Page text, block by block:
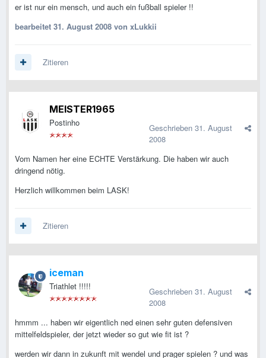
er ist nur ein mensch, und auch ein fußball spieler !!
bearbeitet 31. August 2008 von xLukkii
Zitieren
MEISTER1965
Postinho Geschrieben 31. August
2008
Vom Namen her eine ECHTE Verstärkung. Die haben wir auch
dringend nötig.
Herzlich willkommen beim LASK!
Zitieren
iceman
Triathlet !!!!! Geschrieben 31. August
2008
hmmm ... haben wir eigentlich ned einen sehr guten defensiven
mittelfeldspieler, der jetzt wieder so gut wie fit ist ?
werden wir dann in zukunft mit wendel und prager spielen ? und was